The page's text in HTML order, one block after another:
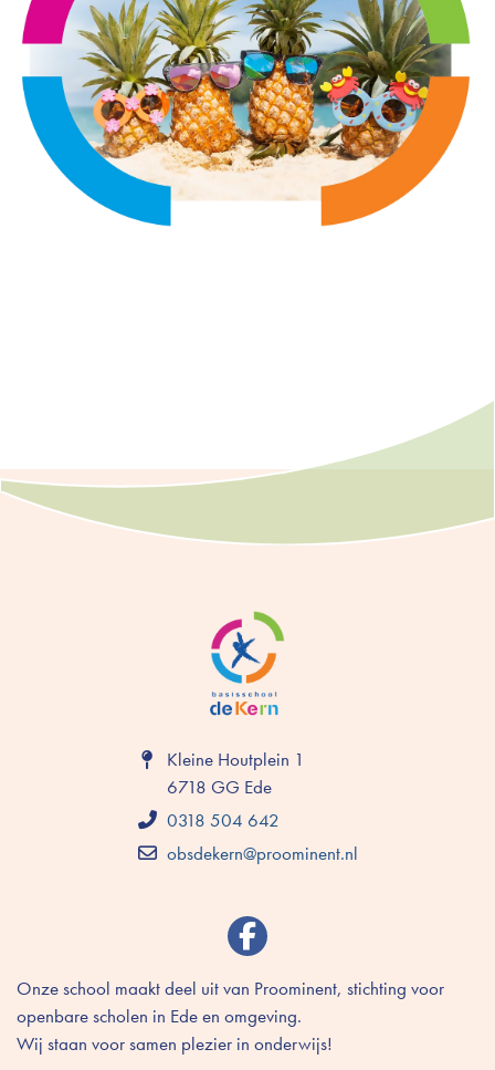
Kleine Houtplein 1
6718 GG Ede
0318 504 642
obsdekern@proominent.nl
Onze school maakt deel uit van Proominent, stichting voor
openbare scholen in Ede en omgeving.
Wij staan voor samen plezier in onderwijs!